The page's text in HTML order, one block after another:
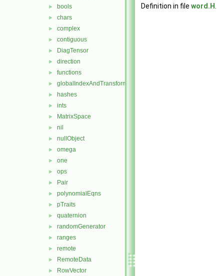
► bools
► chars
► complex
► contiguous
► DiagTensor
► direction
► functions
► globalIndexAndTransform
► hashes
► ints
► MatrixSpace
► nil
► nullObject
► omega
► one
► ops
► Pair
► polynomialEqns
► pTraits
► quaternion
► randomGenerator
► ranges
► remote
► RemoteData
► RowVector
Definition in file word.H